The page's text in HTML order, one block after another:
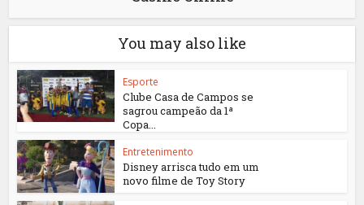
You may also like
Esporte
Clube Casa de Campos se
sagrou campeão da 1ª
Copa...
Entretenimento
Disney arrisca tudo em um
novo filme de Toy Story